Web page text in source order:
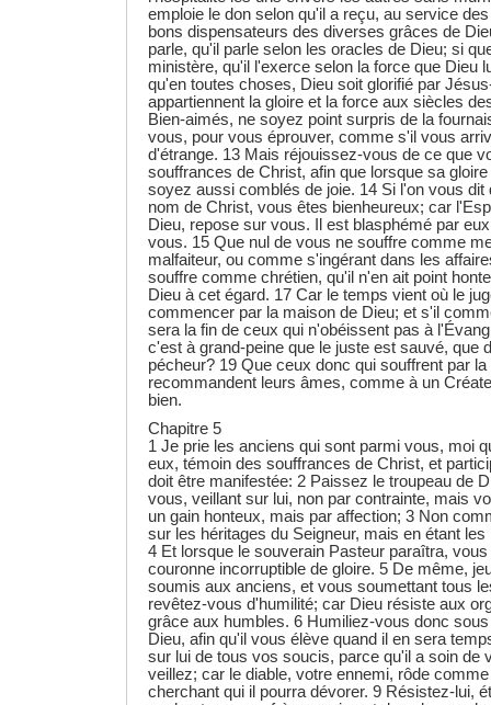
emploie le don selon qu'il a reçu, au service
bons dispensateurs des diverses grâces de
parle, qu'il parle selon les oracles de Dieu; si
ministère, qu'il l'exerce selon la force que Dieu
qu'en toutes choses, Dieu soit glorifié par
appartiennent la gloire et la force aux siècles
Bien-aimés, ne soyez point surpris de la
vous, pour vous éprouver, comme s'il vous
d'étrange. 13 Mais réjouissez-vous de ce que
souffrances de Christ, afin que lorsque sa
soyez aussi comblés de joie. 14 Si l'on vous dit
nom de Christ, vous êtes bienheureux; car
Dieu, repose sur vous. Il est blasphémé par
vous. 15 Que nul de vous ne souffre comme
malfaiteur, ou comme s'ingérant dans les
souffre comme chrétien, qu'il n'en ait point
Dieu à cet égard. 17 Car le temps vient où le
commencer par la maison de Dieu; et s'il
sera la fin de ceux qui n'obéissent pas à
c'est à grand-peine que le juste est sauvé, que
pécheur? 19 Que ceux donc qui souffrent par
recommandent leurs âmes, comme à un
bien.
Chapitre 5
1 Je prie les anciens qui sont parmi vous, moi
eux, témoin des souffrances de Christ, et
doit être manifestée: 2 Paissez le troupeau de
vous, veillant sur lui, non par contrainte, mais
un gain honteux, mais par affection; 3 Non
sur les héritages du Seigneur, mais en étant
4 Et lorsque le souverain Pasteur paraîtra,
couronne incorruptible de gloire. 5 De même,
soumis aux anciens, et vous soumettant tous
revêtez-vous d'humilité; car Dieu résiste aux
grâce aux humbles. 6 Humiliez-vous donc
Dieu, afin qu'il vous élève quand il en sera
sur lui de tous vos soucis, parce qu'il a soin de
veillez; car le diable, votre ennemi, rôde
cherchant qui il pourra dévorer. 9 Résistez-lui,